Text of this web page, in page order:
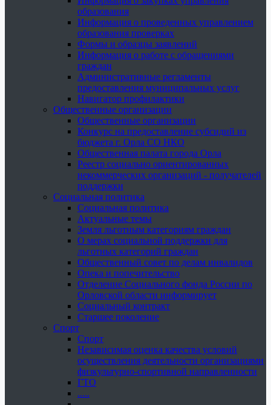
образования
Информация о проведенных управлением
образования проверках
Формы и образцы заявлений
Информация о работе с обращениями
граждан
Административные регламенты
предоставления муниципальных услуг
Навигатор профилактики
Общественные организации
Общественные организации
Конкурс на предоставление субсидий из
бюджета г. Орла СО НКО
Общественная палата города Орла
Реестр социально ориентированных
некоммерческих организаций - получателей
поддержки
Социальная политика
Социальная политика
Актуальные темы
Земля льготным категориям граждан
О мерах социальной поддержки для
льготных категорий граждан
Общественный совет по делам инвалидов
Опека и попечительство
Отделение Социального фонда России по
Орловской области информирует
Социальный контракт
Старшее поколение
Спорт
Спорт
Независимая оценка качества условий
осуществления деятельности организациями
физкультурно-спортивной направленности
ГТО
.....